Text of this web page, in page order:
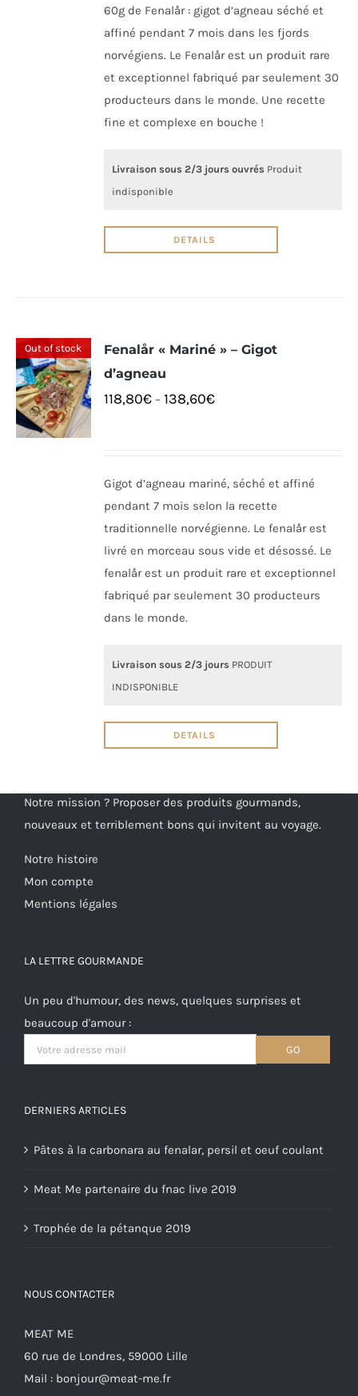
60g de Fenalår : gigot d’agneau séché et
affiné pendant 7 mois dans les fjords
norvégiens. Le Fenalår est un produit rare
et exceptionnel fabriqué par seulement 30
producteurs dans le monde. Une recette
fine et complexe en bouche !
Livraison sous 2/3 jours ouvrés Produit
indisponible
DETAILS
Out of stock
Fenalår « Mariné » – Gigot
d’agneau
118,80€ –138,60€
Gigot d’agneau mariné, séché et affiné
pendant 7 mois selon la recette
traditionnelle norvégienne. Le fenalår est
livré en morceau sous vide et désossé. Le
fenalår est un produit rare et exceptionnel
fabriqué par seulement 30 producteurs
dans le monde.
Livraison sous 2/3 jours PRODUIT
INDISPONIBLE
DETAILS
Notre mission ? Proposer des produits gourmands,
nouveaux et terriblement bons qui invitent au voyage.
Notre histoire
Mon compte
Mentions légales
LA LETTRE GOURMANDE
Un peu d'humour, des news, quelques surprises et
beaucoup d'amour :
DERNIERS ARTICLES
Pâtes à la carbonara au fenalar, persil et oeuf coulant
Meat Me partenaire du fnac live 2019
Trophée de la pétanque 2019
NOUS CONTACTER
MEAT ME
60 rue de Londres, 59000 Lille
Mail : bonjour@meat-me.fr